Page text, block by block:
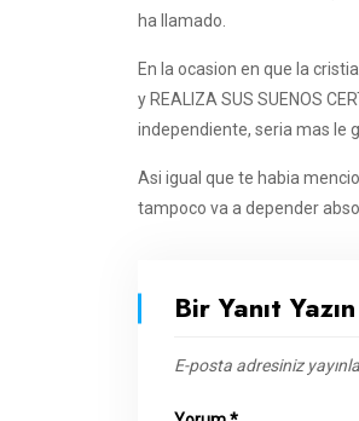
ha llamado.
En la ocasion en que la
y REALIZA SUS SUENOS
independiente, seri­a mas le
Asi igual que te habia
tampoco va a depender
Bir Yanıt Yazın
E-posta adresiniz